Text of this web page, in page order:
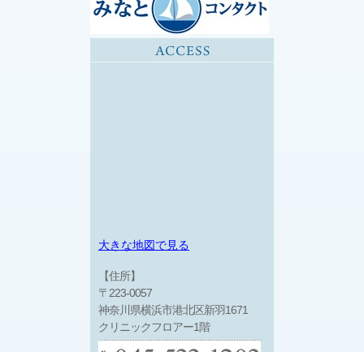
大きな地図で見る
【住所】
〒223-0057
神奈川県横浜市港北区新羽1671
クリニックフロアー1階